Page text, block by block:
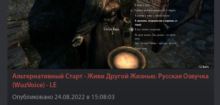
Альтернативный Старт - Живи Другой Жизнью. Русская Озвучка
(WuzVoice) - LE
Опубликовано 24.08.2022 в 15:08:03